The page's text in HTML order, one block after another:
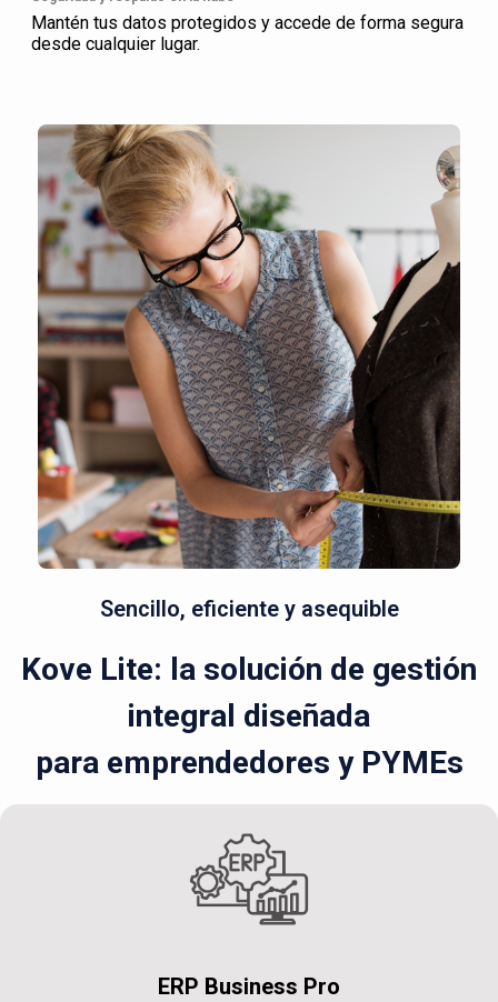
Mantén tus datos protegidos y accede de forma segura
desde cualquier lugar.
Sencillo, eficiente y asequible
Kove Lite: la solución de gestión
integral diseñada
para emprendedores y PYMEs
ERP Business Pro